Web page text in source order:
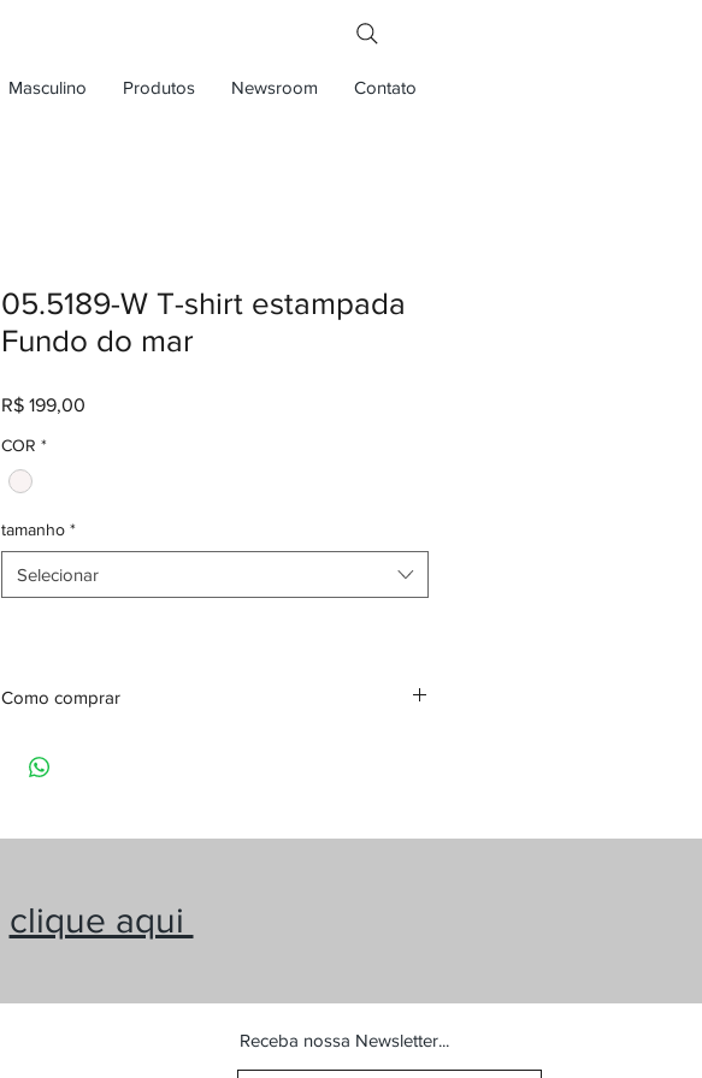
Masculino Produtos Newsroom Contato
05.5189-W T-shirt estampada
Fundo do mar
R$ 199,00
COR *
tamanho *
Selecionar
Como comprar
Fale agora com um de nossos consultores de vendas
clique aqui
Receba nossa Newsletter...